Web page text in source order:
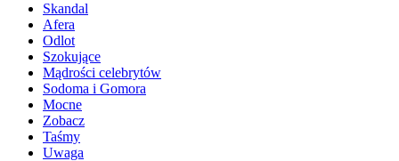
Skandal
Afera
Odlot
Szokujące
Mądrości celebrytów
Sodoma i Gomora
Mocne
Zobacz
Taśmy
Uwaga